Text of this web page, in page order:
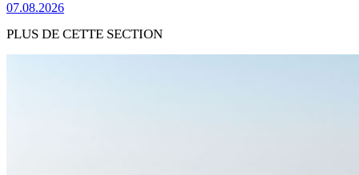
07.08.2026
PLUS DE CETTE SECTION